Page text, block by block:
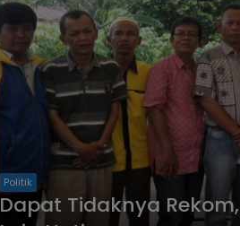
Politik
Dapat Tidaknya